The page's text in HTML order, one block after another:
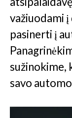
važiuodami
pasinerti į
sužinokime,
savo